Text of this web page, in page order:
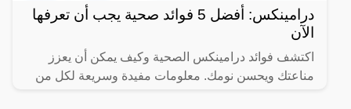
درامينكس: أفضل 5 فوائد صحية يجب أن تعرفها
الآن
اكتشف فوائد درامينكس الصحية وكيف يمكن أن يعزز
مناعتك ويحسن نومك. معلومات مفيدة وسريعة لكل من